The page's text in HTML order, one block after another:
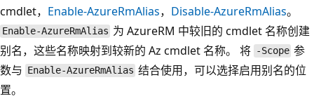
cmdlet， Enable-AzureRmAlias， Disable-AzureRmAlias。
Enable-AzureRmAlias 为 AzureRM 中较旧的 cmdlet 名称创建
别名，这些名称映射到较新的 Az cmdlet 名称。 将 -Scope 参
数与 Enable-AzureRmAlias 结合使用，可以选择启用别名的位
置。